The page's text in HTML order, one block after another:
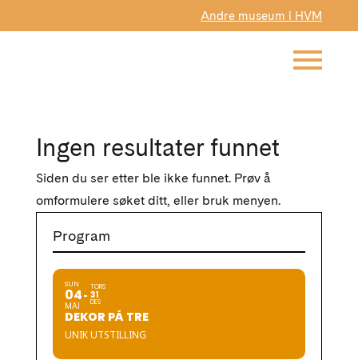
Andre museum i HVM
Ingen resultater funnet
Siden du ser etter ble ikke funnet. Prøv å
omformulere søket ditt, eller bruk menyen.
Program
SUN
04
MAI
TORS
31
DES
DEKOR PÅ TRE
UNIK UTSTILLING